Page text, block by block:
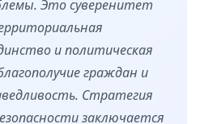
Это суверенитет
и политическая
граждан и
Стратегия
заключается